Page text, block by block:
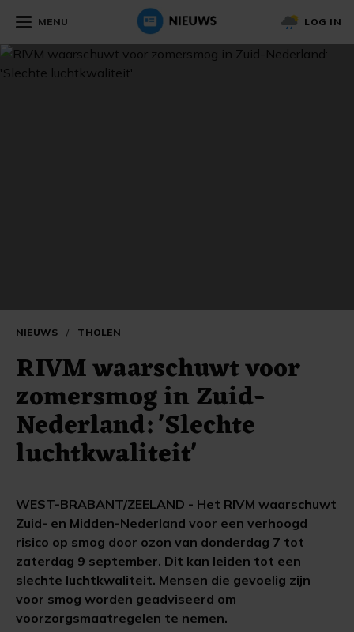
MENU LOG IN
NIEUWS / THOLEN
RIVM waarschuwt voor
zomersmog in Zuid-
Nederland: 'Slechte
luchtkwaliteit'
WEST-BRABANT/ZEELAND - Het RIVM waarschuwt
Zuid- en Midden-Nederland voor een verhoogd
risico op smog door ozon van donderdag 7 tot
zaterdag 9 september. Dit kan leiden tot een
slechte luchtkwaliteit. Mensen die gevoelig zijn
voor smog worden geadviseerd om
voorzorgsmaatregelen te nemen.